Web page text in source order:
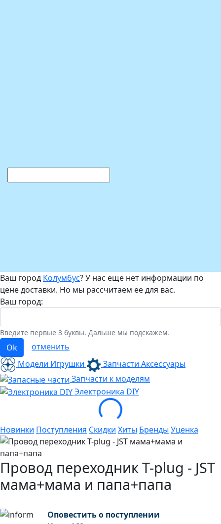
Ваш город Колумбус? У нас еще нет информации по
цене доставки. Но мы рассчитаем ее для вас.
Ваш город:
Введите первые 3 буквы. Дальше мы подскажем.
Ok
отменить
Модели Игрушки
Запчасти Аксессуары
Запчасти к моделям
Электроника DIY
Loading...
Новинки Поступления Скидки Хиты Бренды Уценка
Провод переходник T-plug - JST
мама+мама и папа+папа
Оповестить о поступлении